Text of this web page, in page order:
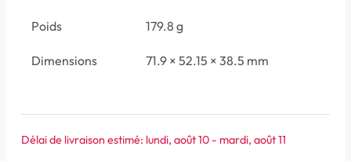
Poids 179.8 g
Dimensions 71.9 × 52.15 × 38.5 mm
Délai de livraison estimé: lundi, août 10 - mardi, août 11